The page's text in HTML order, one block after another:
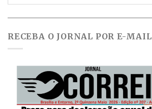
RECEBA O JORNAL POR E-MAIL